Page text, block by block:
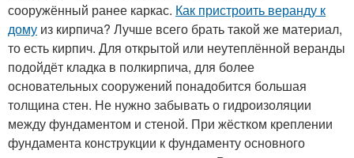
сооружённый ранее каркас. Как пристроить веранду к
дому из кирпича? Лучше всего брать такой же материал,
то есть кирпич. Для открытой или неутеплённой веранды
подойдёт кладка в полкирпича, для более
основательных сооружений понадобится большая
толщина стен. Не нужно забывать о гидроизоляции
между фундаментом и стеной. При жёстком креплении
фундамента конструкции к фундаменту основного